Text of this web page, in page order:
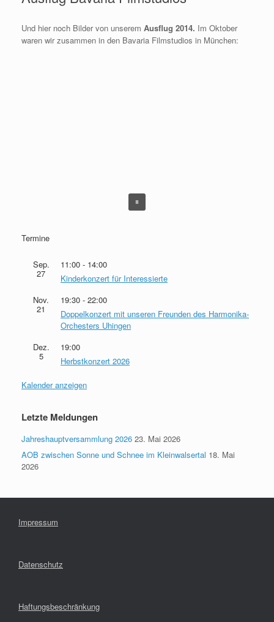
Und hier noch Bilder von unserem Ausflug 2014. Im Oktober
waren wir zusammen in den Bavaria Filmstudios in München:
Termine
Sep.
27
11:00 - 14:00
Kinderkonzert für Interessierte
Nov.
21
19:30 - 22:00
Doppelkonzert mit unseren Freunden des Harmonika-
Orchesters Uhingen
Dez.
5
19:00
Herbstkonzert 2026
Kalender anzeigen
Letzte Meldungen
Jahreshauptversammlung 2026 23. Mai 2026
AOB zwischen Sonne und Schnee im Kleinwalsertal 18. Mai
2026
Impressum
Datenschutz
Haftungsbeschränkung